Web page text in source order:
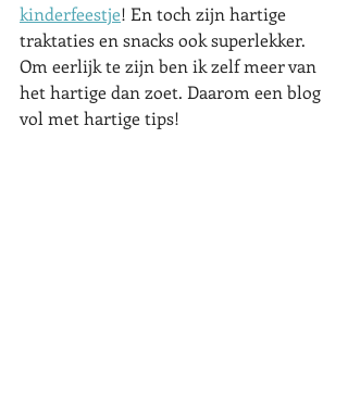
kinderfeestje! En toch zijn hartige
traktaties en snacks ook superlekker.
Om eerlijk te zijn ben ik zelf meer van
het hartige dan zoet. Daarom een blog
vol met hartige tips!